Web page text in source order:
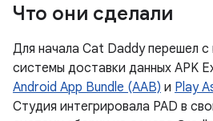
Что они сделали
Для начала Cat Daddy перешел с
системы доставки данных APK
Android App Bundle (AAB) и Play
Студия интегрировала PAD в